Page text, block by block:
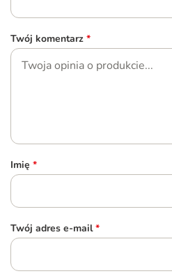
Twój komentarz *
Imię *
Twój adres e-mail *